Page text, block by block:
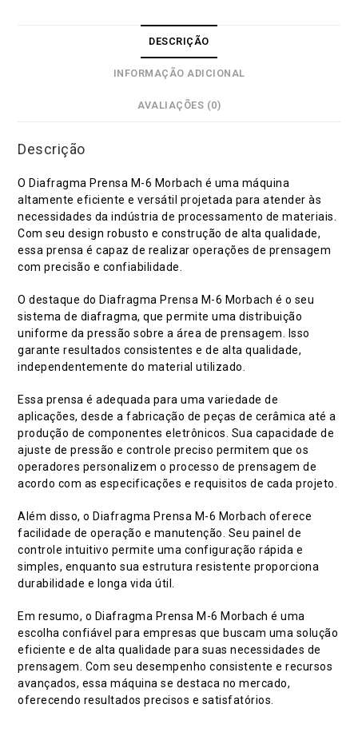
DESCRIÇÃO
INFORMAÇÃO ADICIONAL
AVALIAÇÕES (0)
Descrição
O Diafragma Prensa M-6 Morbach é uma máquina
altamente eficiente e versátil projetada para atender às
necessidades da indústria de processamento de materiais.
Com seu design robusto e construção de alta qualidade,
essa prensa é capaz de realizar operações de prensagem
com precisão e confiabilidade.
O destaque do Diafragma Prensa M-6 Morbach é o seu
sistema de diafragma, que permite uma distribuição
uniforme da pressão sobre a área de prensagem. Isso
garante resultados consistentes e de alta qualidade,
independentemente do material utilizado.
Essa prensa é adequada para uma variedade de
aplicações, desde a fabricação de peças de cerâmica até a
produção de componentes eletrônicos. Sua capacidade de
ajuste de pressão e controle preciso permitem que os
operadores personalizem o processo de prensagem de
acordo com as especificações e requisitos de cada projeto.
Além disso, o Diafragma Prensa M-6 Morbach oferece
facilidade de operação e manutenção. Seu painel de
controle intuitivo permite uma configuração rápida e
simples, enquanto sua estrutura resistente proporciona
durabilidade e longa vida útil.
Em resumo, o Diafragma Prensa M-6 Morbach é uma
escolha confiável para empresas que buscam uma solução
eficiente e de alta qualidade para suas necessidades de
prensagem. Com seu desempenho consistente e recursos
avançados, essa máquina se destaca no mercado,
oferecendo resultados precisos e satisfatórios.